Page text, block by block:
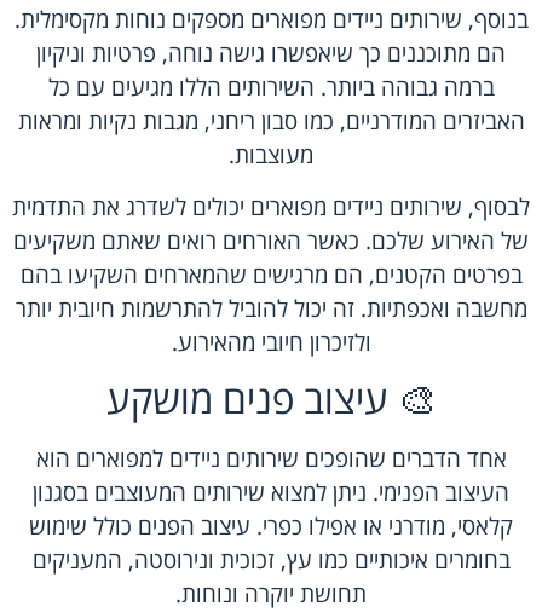
בנוסף, שירותים ניידים מפוארים מספקים נוחות מקסימלית.
הם מתוכננים כך שיאפשרו גישה נוחה, פרטיות וניקיון
ברמה גבוהה ביותר. השירותים הללו מגיעים עם כל
האביזרים המודרניים, כמו סבון ריחני, מגבות נקיות ומראות
מעוצבות.
לבסוף, שירותים ניידים מפוארים יכולים לשדרג את התדמית
של האירוע שלכם. כאשר האורחים רואים שאתם משקיעים
בפרטים הקטנים, הם מרגישים שהמארחים השקיעו בהם
מחשבה ואכפתיות. זה יכול להוביל להתרשמות חיובית יותר
ולזיכרון חיובי מהאירוע.
🎨 עיצוב פנים מושקע
אחד הדברים שהופכים שירותים ניידים למפוארים הוא
העיצוב הפנימי. ניתן למצוא שירותים המעוצבים בסגנון
קלאסי, מודרני או אפילו כפרי. עיצוב הפנים כולל שימוש
בחומרים איכותיים כמו עץ, זכוכית ונירוסטה, המעניקים
תחושת יוקרה ונוחות.